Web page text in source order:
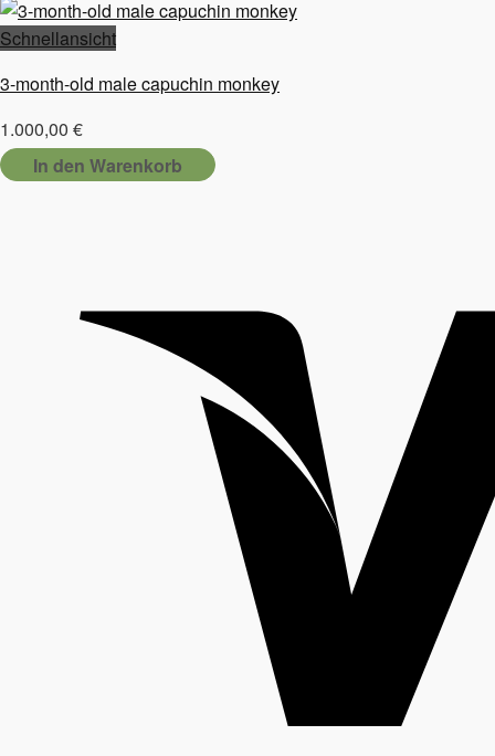
Schnellansicht
3-month-old male capuchin monkey
1.000,00 €
In den Warenkorb